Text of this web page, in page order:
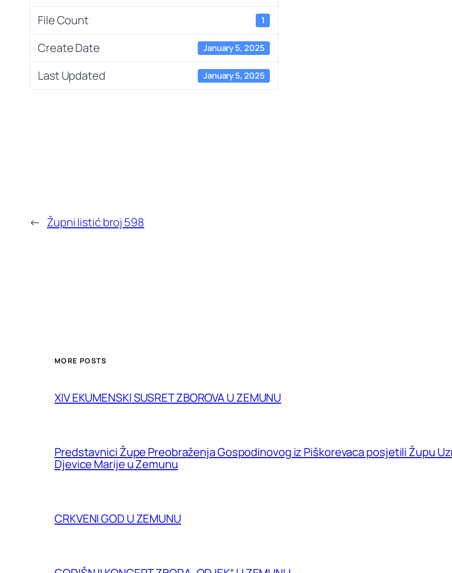
File Count 1
Create Date January 5, 2025
Last Updated January 5, 2025
← Župni listić broj 598
MORE POSTS
XIV EKUMENSKI SUSRET ZBOROVA U ZEMUNU
Predstavnici Župe Preobraženja Gospodinovog iz Piškorevaca posjetili Župu
Djevice Marije u Zemunu
CRKVENI GOD U ZEMUNU